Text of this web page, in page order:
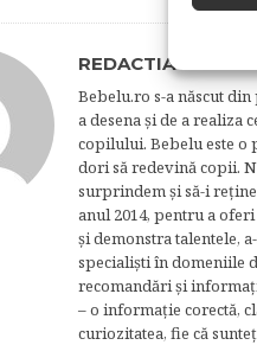
REDACTIA BEBELU
Bebelu.ro s-a născut
a desena şi de a
copilului. Bebelu este
dori să redevină copii.
surprindem şi să-i
anul 2014, pentru a
şi demonstra talentele,
specialişti în domeniile
recomandări şi
– o informaţie corectă,
curiozitatea, fie că